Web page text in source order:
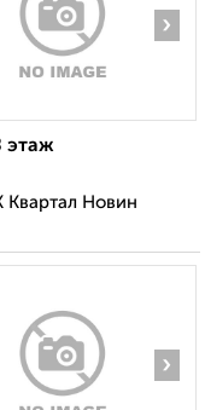
›
этаж
Новин
›